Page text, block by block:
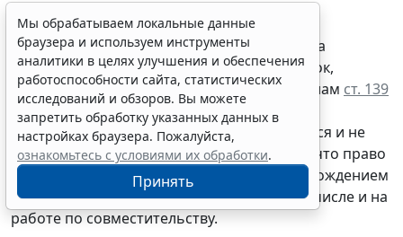
На время прохождения диспансеризации за
работником сохраняется средний заработок,
который рассчитывается по общим правилам ст. 139
ТК РФ. Неиспользованное работником
освобождение от работы не компенсируется и не
переносится на следующий год. Отметим, что право
на освобождение от работы в связи с прохождением
диспансеризации работники имеют в том числе и на
работе по совместительству.
Мы обрабатываем локальные данные
браузера и используем инструменты
аналитики в целях улучшения и обеспечения
работоспособности сайта, статистических
исследований и обзоров. Вы можете
запретить обработку указанных данных в
настройках браузера. Пожалуйста,
ознакомьтесь с условиями их обработки.
Принять